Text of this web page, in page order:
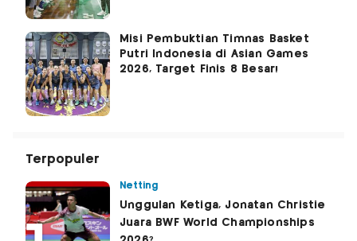
Misi Pembuktian Timnas Basket
Putri Indonesia di Asian Games
2026, Target Finis 8 Besar!
Terpopuler
Netting
Unggulan Ketiga, Jonatan Christie
Juara BWF World Championships